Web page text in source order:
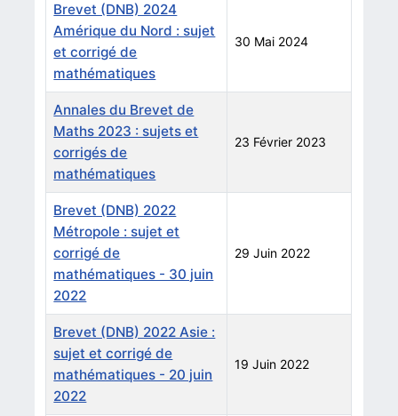
Brevet (DNB) 2024
Amérique du Nord : sujet
et corrigé de
mathématiques
30 Mai 2024
Annales du Brevet de
Maths 2023 : sujets et
corrigés de
mathématiques
23 Février 2023
Brevet (DNB) 2022
Métropole : sujet et
corrigé de
mathématiques - 30 juin
2022
29 Juin 2022
Brevet (DNB) 2022 Asie :
sujet et corrigé de
mathématiques - 20 juin
2022
19 Juin 2022